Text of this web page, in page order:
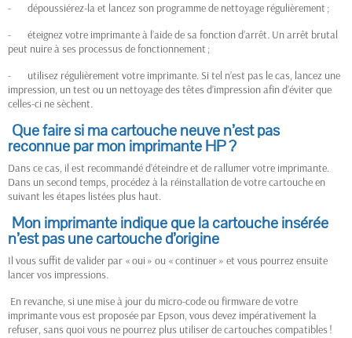
- dépoussiérez-la et lancez son programme de nettoyage régulièrement ;
- éteignez votre imprimante à l’aide de sa fonction d’arrêt. Un arrêt brutal
peut nuire à ses processus de fonctionnement ;
- utilisez régulièrement votre imprimante. Si tel n’est pas le cas, lancez une
impression, un test ou un nettoyage des têtes d’impression afin d’éviter que
celles-ci ne sèchent.
Que faire si ma cartouche neuve n’est pas
reconnue par mon imprimante HP?
Dans ce cas, il est recommandé d’éteindre et de rallumer votre imprimante.
Dans un second temps, procédez à la réinstallation de votre cartouche en
suivant les étapes listées plus haut.
Mon imprimante indique que la cartouche insérée
n’est pas une cartouche d’origine
Il vous suffit de valider par « oui » ou « continuer » et vous pourrez ensuite
lancer vos impressions.
En revanche, si une mise à jour du micro-code ou firmware de votre
imprimante vous est proposée par Epson, vous devez impérativement la
refuser, sans quoi vous ne pourrez plus utiliser de cartouches compatibles !